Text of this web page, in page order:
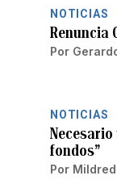
NOTICIAS
Renuncia
Por
NOTICIAS
fondos”
Por